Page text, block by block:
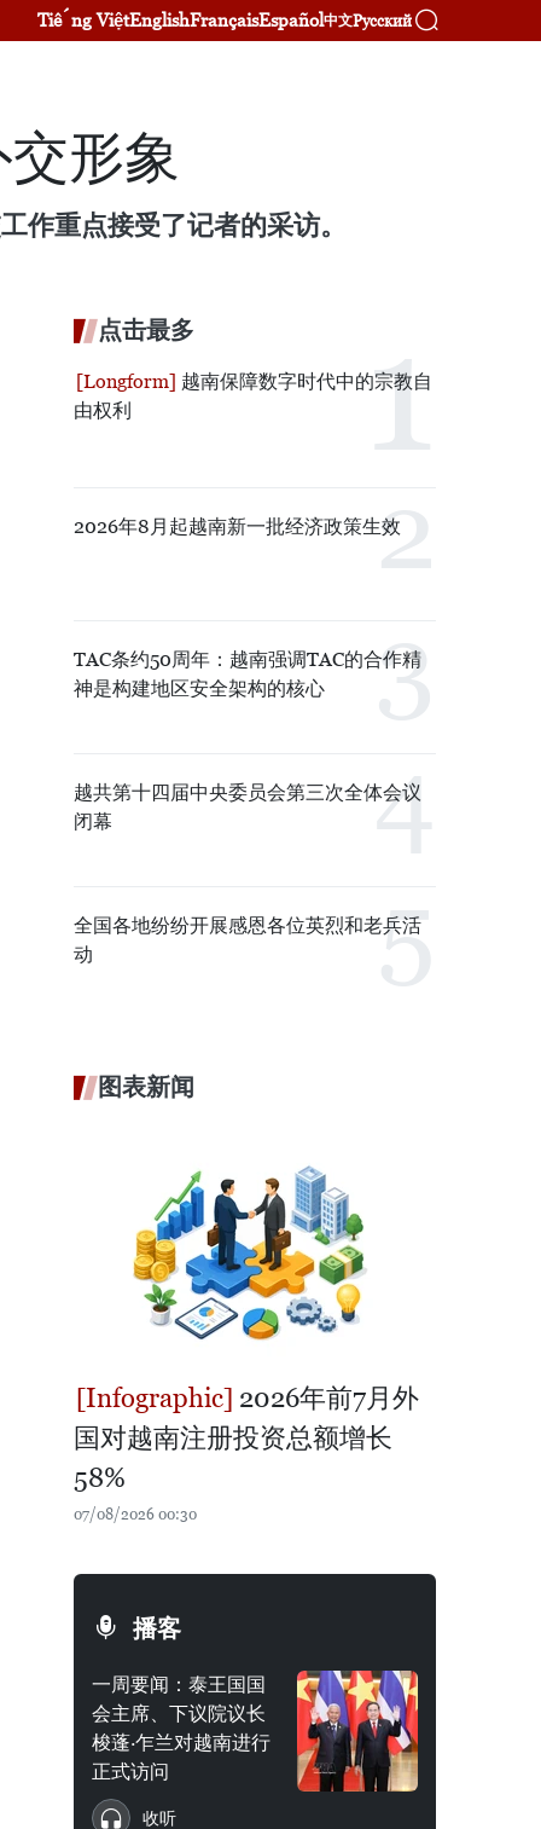
Tiếng ViệtEnglishFrançaisEspañol中文Русский
形象
作重点接受了记者的采访。
点击最多
越南保障数字时代中的宗教自
由权利
2026年8月起越南新一批经济政策生效
TAC条约50周年：越南强调TAC的合作精
神是构建地区安全架构的核心
越共第十四届中央委员会第三次全体会议
闭幕
全国各地纷纷开展感恩各位英烈和老兵活
动
图表新闻
2026年前7月外
国对越南注册投资总额增长
58%
07/08/2026 00:30
播客
一周要闻：泰王国国
会主席、下议院议长
梭蓬·乍兰对越南进行
正式访问
收听